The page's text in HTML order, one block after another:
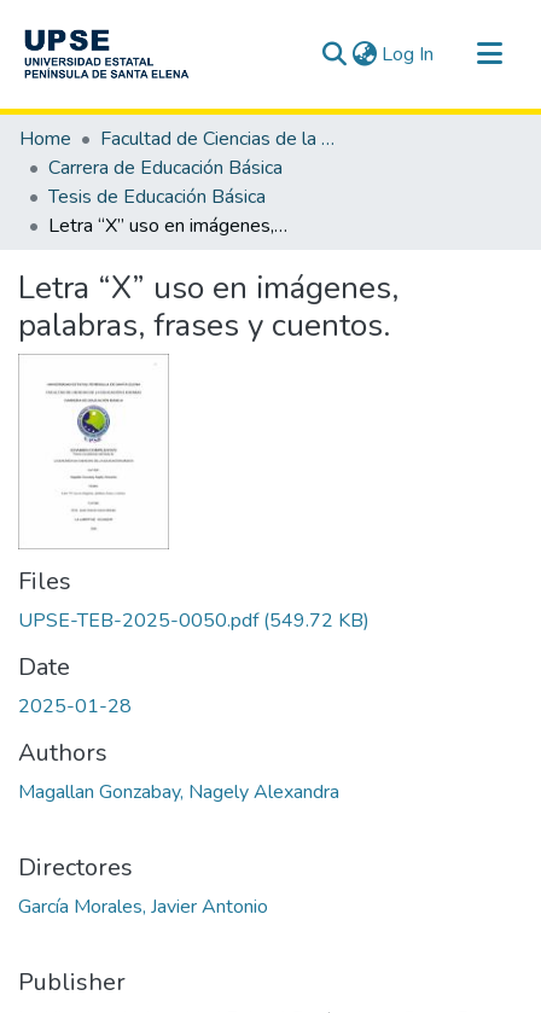
Log In (current)
Communities & Collections
All of DSpace
Statistics
Home
Facultad de Ciencias de la Educación e Idiomas
Carrera de Educación Básica
Tesis de Educación Básica
Letra “X” uso en imágenes, palabras, frases y cuentos.
Letra “X” uso en imágenes,
palabras, frases y cuentos.
Files
UPSE-TEB-2025-0050.pdf(549.72 KB)
Date
2025-01-28
Authors
Magallan Gonzabay, Nagely Alexandra
Directores
García Morales, Javier Antonio
Publisher